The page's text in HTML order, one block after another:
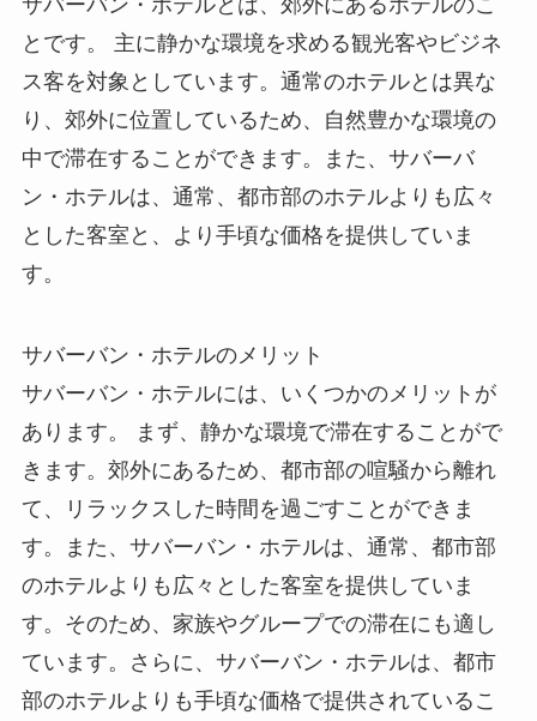
とです。
主に静かな環境を求める観光客やビジネ
ス客を対象としています。通常のホテルとは異な
り、郊外に位置しているため、自然豊かな環境の
中で滞在することができます。また、サバーバ
ン・ホテルは、通常、都市部のホテルよりも広々
とした客室と、より手頃な価格を提供していま
す。
サバーバン・ホテルのメリット
サバーバン・ホテルには、いくつかのメリットが
あります。
まず、静かな環境で滞在することがで
きます。郊外にあるため、都市部の喧騒から離れ
て、リラックスした時間を過ごすことができま
す。また、サバーバン・ホテルは、通常、都市部
のホテルよりも広々とした客室を提供していま
す。そのため、家族やグループでの滞在にも適し
ています。さらに、サバーバン・ホテルは、都市
部のホテルよりも手頃な価格で提供されているこ